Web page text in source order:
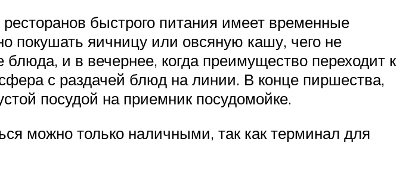
быстрого питания имеет временные
покушать яичницу или овсяную кашу, чего не
и в вечернее, когда преимущество переходит к
с раздачей блюд на линии. В конце пиршества,
посудой на приемник посудомойке.
можно только наличными, так как терминал для